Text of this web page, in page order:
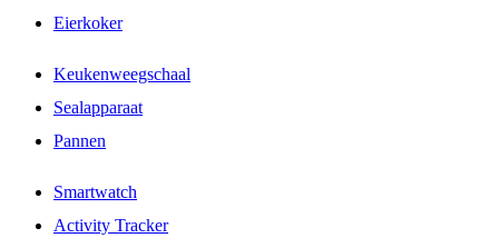
Eierkoker
Keukenweegschaal
Sealapparaat
Pannen
Smartwatch
Activity Tracker